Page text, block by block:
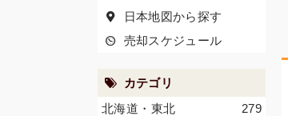
日本地図から探す
売却スケジュール
カテゴリ
279
北海道・東北